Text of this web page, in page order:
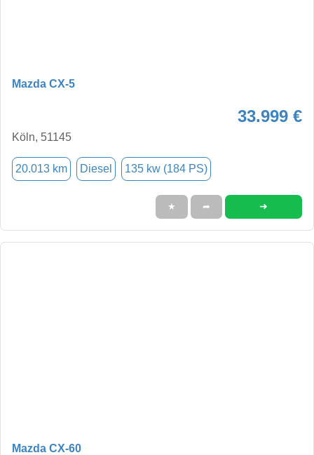
Mazda CX-5
33.999 €
Köln, 51145
20.013 km Diesel 135 kw (184 PS)
★ ➦ ➜
Mazda CX-60